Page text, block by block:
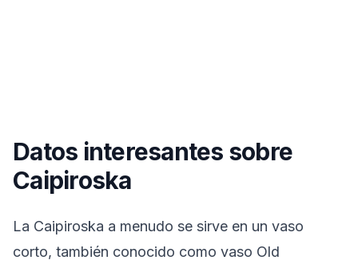
Datos interesantes sobre
Caipiroska
La Caipiroska a menudo se sirve en un vaso
corto, también conocido como vaso Old